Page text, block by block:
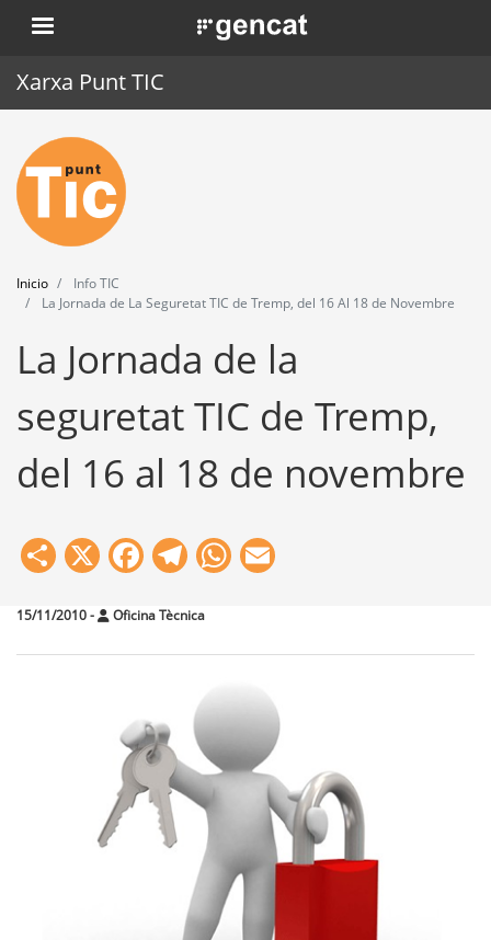
Pasar
al
. Obre en una nova finestra.
Xarxa Punt TIC
Inicio
Punt TIC
Actualidad
Agenda
Formación
Herramientas
Inicio
Info TIC
La Jornada de La Seguretat TIC de Tremp, del 16 Al 18 de Novembre
La Jornada de la
seguretat TIC de Tremp,
del 16 al 18 de novembre
Share
X Facebook
Telegram
WhatsApp
15/11/2010- Oficina Tècnica